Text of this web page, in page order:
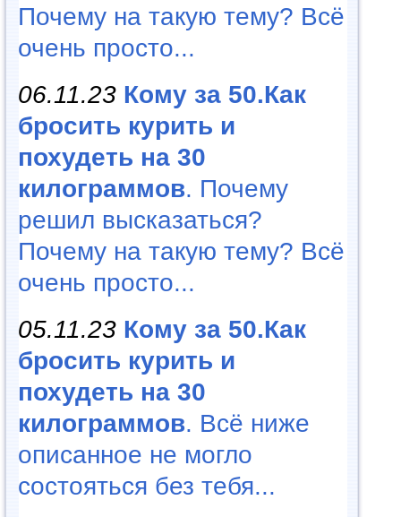
Почему на такую тему? Всё
очень просто...
06.11.23 Кому за 50.Как
бросить курить и
похудеть на 30
килограммов. Почему
решил высказаться?
Почему на такую тему? Всё
очень просто...
05.11.23 Кому за 50.Как
бросить курить и
похудеть на 30
килограммов. Всё ниже
описанное не могло
состояться без тебя...